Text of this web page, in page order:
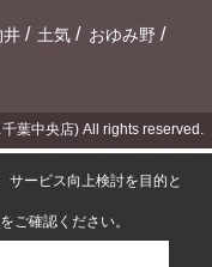
井 / 土気 / おゆみ野 /
葉中央店) All rights reserved.
サービス向上検討を目的と
をご確認ください。